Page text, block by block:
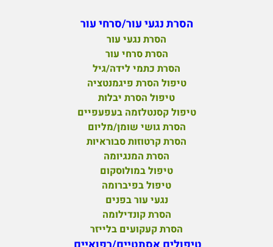
הסרת נגעי עור/סרחי עור
הסרת נגעי עור
הסרת סרחי עור
הסרת כתמי לידה/גיל
טיפול הסרת פיגמנטציה
טיפול הסרת יבלות
טיפול קסנטלזמה בעפעפיים
הסרת גושי שומן/מליום
הסרת קרטוזות סבוראיות
הסרת המנגיומה
טיפול במולוסקום
טיפול בפיברומה
נגעי עור בפנים
הסרת קונדילומה
הסרת קעקועים בלייזר